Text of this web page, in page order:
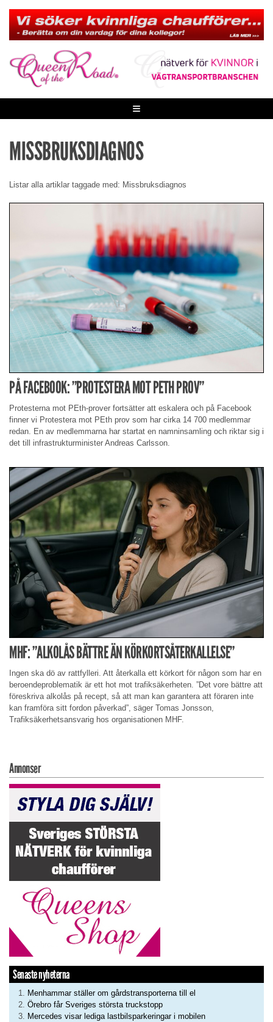
content
≡
MISSBRUKSDIAGNOS
Listar alla artiklar taggade med: Missbruksdiagnos
PÅ FACEBOOK: ”PROTESTERA MOT PETH PROV”
Protesterna mot PEth-prover fortsätter att eskalera och på Facebook
finner vi Protestera mot PEth prov som har cirka 14 700 medlemmar
redan. En av medlemmarna har startat en namninsamling och riktar sig i
det till infrastrukturminister Andreas Carlsson.
MHF: ”ALKOLÅS BÄTTRE ÄN KÖRKORTSÅTERKALLELSE”
Ingen ska dö av rattfylleri. Att återkalla ett körkort för någon som har en
beroendeproblematik är ett hot mot trafiksäkerheten. ”Det vore bättre att
föreskriva alkolås på recept, så att man kan garantera att föraren inte
kan framföra sitt fordon påverkad”, säger Tomas Jonsson,
Trafiksäkerhetsansvarig hos organisationen MHF.
Annonser
Senaste nyheterna
Menhammar ställer om gårdstransporterna till el
Örebro får Sveriges största truckstopp
Mercedes visar lediga lastbilsparkeringar i mobilen